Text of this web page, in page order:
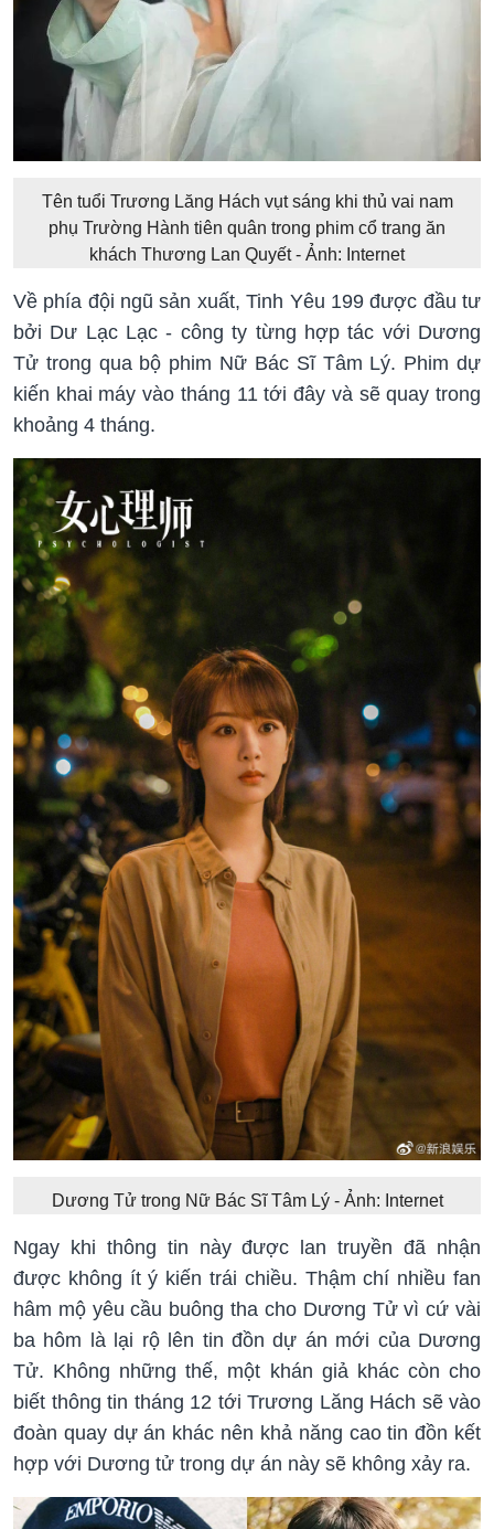
Tên tuổi Trương Lăng Hách vụt sáng khi thủ vai nam
phụ Trường Hành tiên quân trong phim cổ trang ăn
khách Thương Lan Quyết - Ảnh: Internet
Về phía đội ngũ sản xuất, Tinh Yêu 199 được đầu tư
bởi Dư Lạc Lạc - công ty từng hợp tác với Dương
Tử trong qua bộ phim Nữ Bác Sĩ Tâm Lý. Phim dự
kiến khai máy vào tháng 11 tới đây và sẽ quay trong
khoảng 4 tháng.
Dương Tử trong Nữ Bác Sĩ Tâm Lý - Ảnh: Internet
Ngay khi thông tin này được lan truyền đã nhận
được không ít ý kiến trái chiều. Thậm chí nhiều fan
hâm mộ yêu cầu buông tha cho Dương Tử vì cứ vài
ba hôm là lại rộ lên tin đồn dự án mới của Dương
Tử. Không những thế, một khán giả khác còn cho
biết thông tin tháng 12 tới Trương Lăng Hách sẽ vào
đoàn quay dự án khác nên khả năng cao tin đồn kết
hợp với Dương tử trong dự án này sẽ không xảy ra.